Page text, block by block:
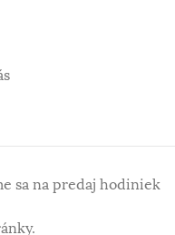
sa na predaj hodiniek